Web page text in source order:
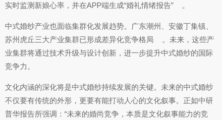
实时监测新娘心率，并在APP端生成“婚礼情绪报告”
。
中式婚纱产业也面临集群化发展趋势。广东潮州、安徽丁集镇、
苏州虎丘三大产业集群已形成差异化竞争格局
。未来，这些产
业集群将通过技术升级与设计创新，进一步提升中式婚纱的国际
竞争力。
文化内涵的深化将是中式婚纱持续发展的关键。未来的中式婚纱
不仅要有传统的外形，更要有能打动人心的文化叙事。正如中研
普华报告所强调：“未来的婚尚竞争，本质是文化叙事能力的竞